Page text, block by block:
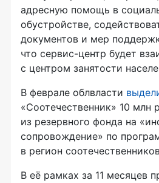
адресную помощь в
обустройстве,
документов и мер
что сервис-центр будет
с центром занятости
В феврале облвласти
«Соотечественник» 10 млн
из резервного фонда на
сопровождение» по
в регион
В её рамках за 11 месяцев